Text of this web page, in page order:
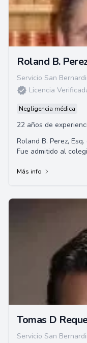
Roland B.
Servicio San
Licencia
Negligencia médica
22 años de
Roland B. Perez,
Fue admitido al
Más info
Tomas D
Servicio San